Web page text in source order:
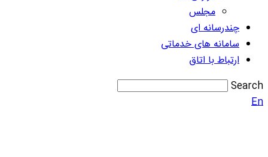
مجلس
چندرسانه ای
سامانه های خدماتی
ارتباط با اتاق
Search
En